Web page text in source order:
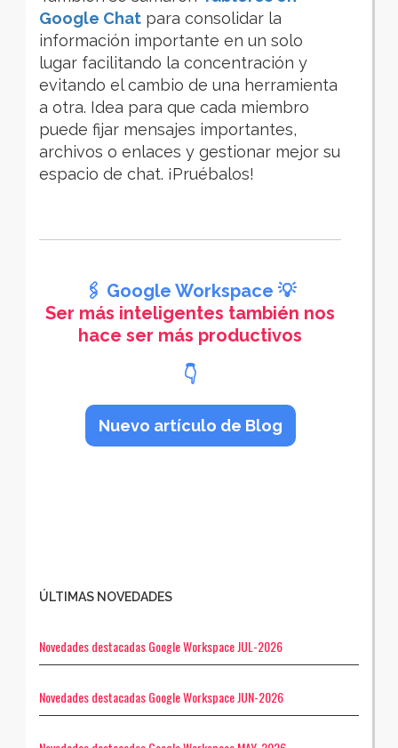
Google Chat para consolidar la
información importante en un solo
lugar facilitando la concentración y
evitando el cambio de una herramienta
a otra. Idea para que cada miembro
puede fijar mensajes importantes,
archivos o enlaces y gestionar mejor su
espacio de chat. ¡Pruébalos!
🖇️ Google Workspace 💡
Ser más inteligentes también nos
hace ser más productivos
👇
Nuevo artículo de Blog
ÚLTIMAS NOVEDADES
Novedades destacadas Google Workspace JUL-2026
Novedades destacadas Google Workspace JUN-2026